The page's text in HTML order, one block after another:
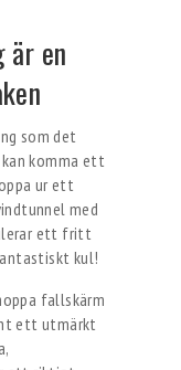
är en
som det
komma ett
ur ett
med
ett fritt
kul!
fallskärm
ett utmärkt